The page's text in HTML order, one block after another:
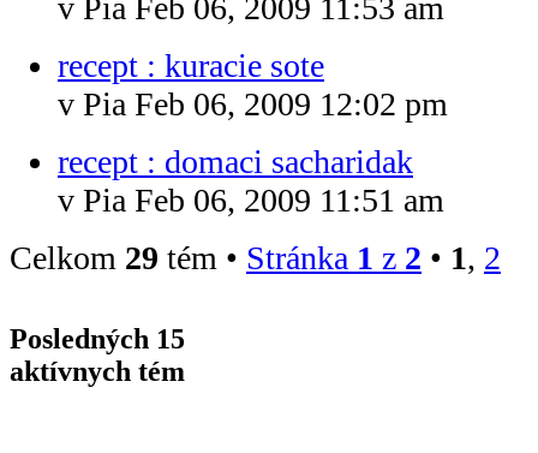
recept : kuracie sote
v Pia Feb 06, 2009 12:02 pm
recept : domaci sacharidak
v Pia Feb 06, 2009 11:51 am
Celkom 29 tém • Stránka 1 z 2 • 1, 2
Posledných 15
aktívnych tém